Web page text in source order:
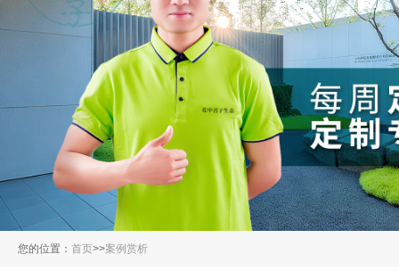
您的位置： 首页>>案例赏析